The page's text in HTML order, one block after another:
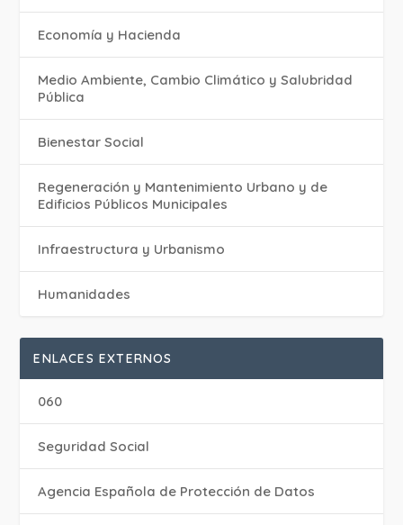
Economía y Hacienda
Medio Ambiente, Cambio Climático y Salubridad
Pública
Bienestar Social
Regeneración y Mantenimiento Urbano y de
Edificios Públicos Municipales
Infraestructura y Urbanismo
Humanidades
ENLACES EXTERNOS
060
Seguridad Social
Agencia Española de Protección de Datos